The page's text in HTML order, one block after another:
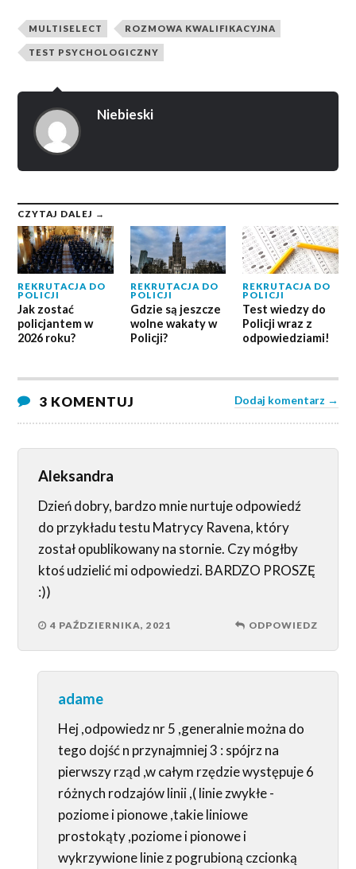
MULTISELECT ROZMOWA KWALIFIKACYJNA
TEST PSYCHOLOGICZNY
Niebieski
CZYTAJ DALEJ →
REKRUTACJA DO
POLICJI
Jak zostać
policjantem w
2026 roku?
REKRUTACJA DO
POLICJI
Gdzie są jeszcze
wolne wakaty w
Policji?
REKRUTACJA DO
POLICJI
Test wiedzy do
Policji wraz z
odpowiedziami!
3 KOMENTUJ Dodaj komentarz →
Aleksandra
Dzień dobry, bardzo mnie nurtuje odpowiedź
do przykładu testu Matrycy Ravena, który
został opublikowany na stornie. Czy mógłby
ktoś udzielić mi odpowiedzi. BARDZO PROSZĘ
:))
4 PAŹDZIERNIKA, 2021 ODPOWIEDZ
adame
Hej ,odpowiedz nr 5 ,generalnie można do
tego dojść n przynajmniej 3 : spójrz na
pierwszy rząd ,w całym rzędzie występuje 6
różnych rodzajów linii ,( linie zwykłe -
poziome i pionowe ,takie liniowe
prostokąty ,poziome i pionowe i
wykrzywione linie z pogrubioną czcionką